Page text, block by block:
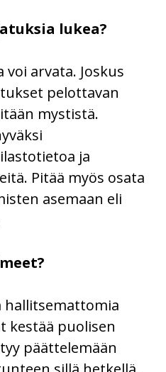
lukea?
arvata. Joskus
pelottavan
mystistä.
ja
Pitää myös osata
asemaan eli
hallitsemattomia
kestää puolisen
päättelemään